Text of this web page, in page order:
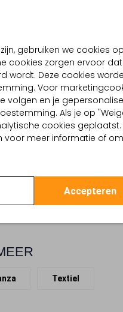
gebruiken we cookies op
cookies zorgen ervoor
wordt. Deze cookies
Voor
volgen en je
Als je op
cookies geplaatst.
voor meer informatie of
Accepteren
OMSCHRIJVING
de bruine 400
zijn laag
hele dag van de zachte
of andere lage
en je uitstraling verzorgd.
Textiel